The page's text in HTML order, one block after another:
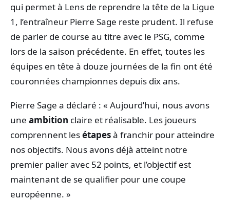
qui permet à Lens de reprendre la tête de la Ligue
1, l’entraîneur Pierre Sage reste prudent. Il refuse
de parler de course au titre avec le PSG, comme
lors de la saison précédente. En effet, toutes les
équipes en tête à douze journées de la fin ont été
couronnées championnes depuis dix ans.
Pierre Sage a déclaré : « Aujourd’hui, nous avons
une ambition claire et réalisable. Les joueurs
comprennent lesétapesà franchir pour atteindre
nos objectifs. Nous avons déjà atteint notre
premier palier avec 52 points, et l’objectif est
maintenant de se qualifier pour une coupe
européenne. »